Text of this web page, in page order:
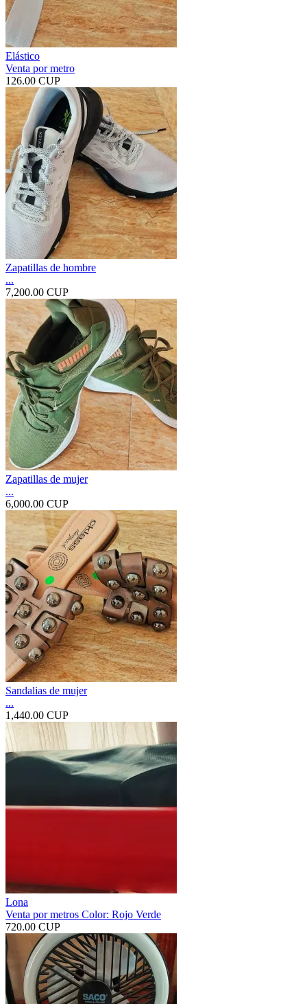
Elástico
Venta por metro
126.00 CUP
Zapatillas de hombre
...
7,200.00 CUP
Zapatillas de mujer
...
6,000.00 CUP
Sandalias de mujer
...
1,440.00 CUP
Lona
Venta por metros Color: Rojo Verde
720.00 CUP